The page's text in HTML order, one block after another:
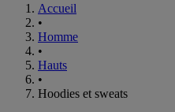
Accueil
•
Homme
•
Hauts
•
Hoodies et sweats